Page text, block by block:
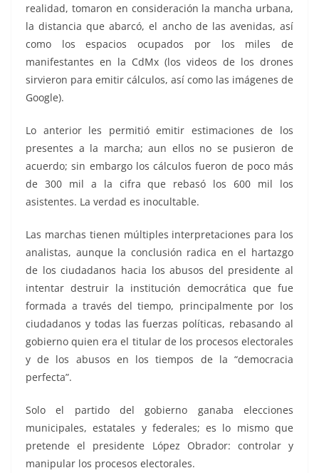
realidad, tomaron en consideración la mancha urbana,
la distancia que abarcó, el ancho de las avenidas, así
como los espacios ocupados por los miles de
manifestantes en la CdMx (los videos de los drones
sirvieron para emitir cálculos, así como las imágenes de
Google).
Lo anterior les permitió emitir estimaciones de los
presentes a la marcha; aun ellos no se pusieron de
acuerdo; sin embargo los cálculos fueron de poco más
de 300 mil a la cifra que rebasó los 600 mil los
asistentes. La verdad es inocultable.
Las marchas tienen múltiples interpretaciones para los
analistas, aunque la conclusión radica en el hartazgo
de los ciudadanos hacia los abusos del presidente al
intentar destruir la institución democrática que fue
formada a través del tiempo, principalmente por los
ciudadanos y todas las fuerzas políticas, rebasando al
gobierno quien era el titular de los procesos electorales
y de los abusos en los tiempos de la “democracia
perfecta”.
Solo el partido del gobierno ganaba elecciones
municipales, estatales y federales; es lo mismo que
pretende el presidente López Obrador: controlar y
manipular los procesos electorales.